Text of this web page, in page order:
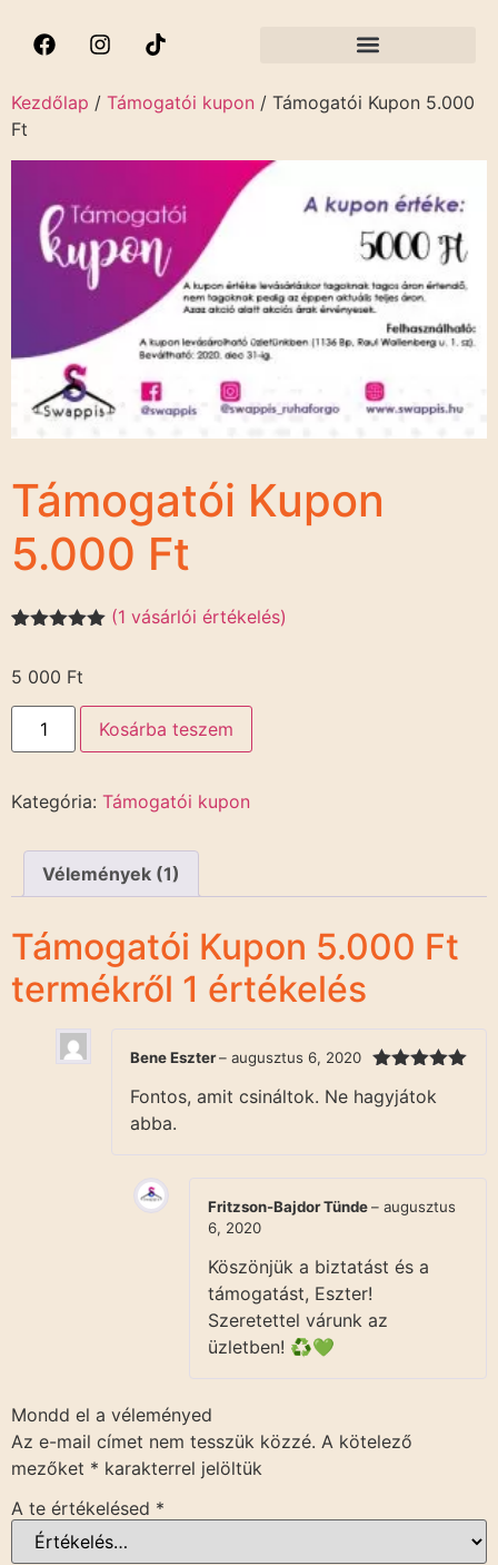
Kezdőlap / Támogatói kupon / Támogatói Kupon 5.000
Ft
Támogatói Kupon
5.000 Ft
ből,
alapján
(1 vásárlói értékelés)
5 000 Ft
Kosárba teszem
Kategória: Támogatói kupon
Vélemények (1)
Támogatói Kupon 5.000 Ft
termékről 1 értékelés
5/ 5
Bene Eszter– augusztus 6, 2020
Fontos, amit csináltok. Ne hagyjátok
abba.
Fritzson-Bajdor Tünde– augusztus
6, 2020
Köszönjük a biztatást és a
támogatást, Eszter!
Szeretettel várunk az
üzletben! ♻️💚
Mondd el a véleményed
Az e-mail címet nem tesszük közzé. A kötelező
mezőket * karakterrel jelöltük
A te értékelésed *